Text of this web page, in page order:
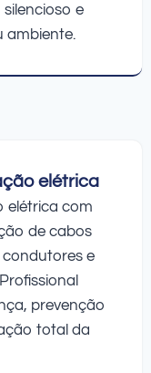
e
ambiente.
elétrica
elétrica com
de cabos
e
prevenção
total da